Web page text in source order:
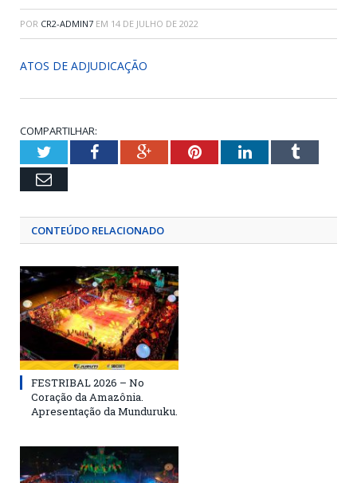
POR CR2-ADMIN7 EM 14 DE JULHO DE 2022
ATOS DE ADJUDICAÇÃO
COMPARTILHAR:
TwitterFacebookGoogle+PinterestLinkedInTumblr
Email
CONTEÚDO RELACIONADO
FESTRIBAL 2026 – No
Coração da Amazônia.
Apresentação da Munduruku.